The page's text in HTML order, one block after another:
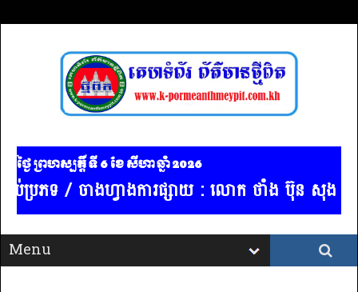
ថ្ងៃ ព្រហស្បត្ដិ៍ ទី 6​ ខែ សីហា ឆ្នាំ 2026
ប់ប្រភទ / ចាងហ្វាងការផ្សាយ : លោក ថាំង ប៊ុន សុង